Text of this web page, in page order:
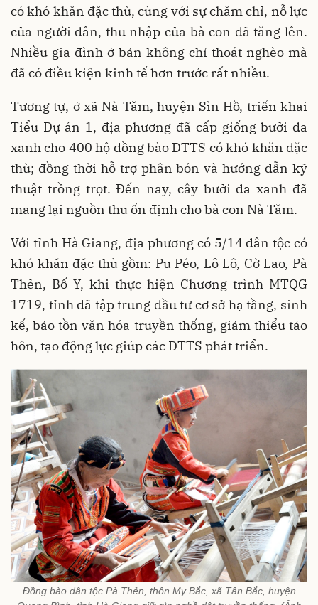
có khó khăn đặc thù, cùng với sự chăm chỉ, nỗ lực
của người dân, thu nhập của bà con đã tăng lên.
Nhiều gia đình ở bản không chỉ thoát nghèo mà
đã có điều kiện kinh tế hơn trước rất nhiều.
Tương tự, ở xã Nà Tăm, huyện Sìn Hồ, triển khai
Tiểu Dự án 1, địa phương đã cấp giống bưởi da
xanh cho 400 hộ đồng bào DTTS có khó khăn đặc
thù; đồng thời hỗ trợ phân bón và hướng dẫn kỹ
thuật trồng trọt. Đến nay, cây bưởi da xanh đã
mang lại nguồn thu ổn định cho bà con Nà Tăm.
Với tỉnh Hà Giang, địa phương có 5/14 dân tộc có
khó khăn đặc thù gồm: Pu Péo, Lô Lô, Cờ Lao, Pà
Thẻn, Bố Y, khi thực hiện Chương trình MTQG
1719, tỉnh đã tập trung đầu tư cơ sở hạ tầng, sinh
kế, bảo tồn văn hóa truyền thống, giảm thiểu tảo
hôn, tạo động lực giúp các DTTS phát triển.
Đồng bào dân tộc Pà Thẻn, thôn My Bắc, xã Tân Bắc, huyện